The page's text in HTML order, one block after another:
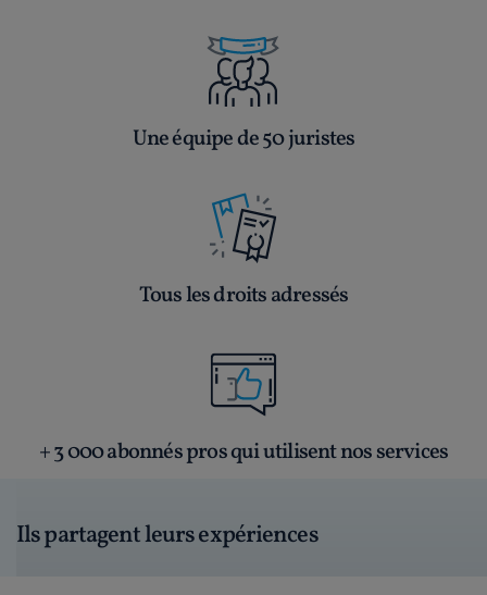
Une équipe de 50 juristes
Tous les droits adressés
+ 3 000 abonnés pros qui utilisent nos services
Ils partagent leurs expériences